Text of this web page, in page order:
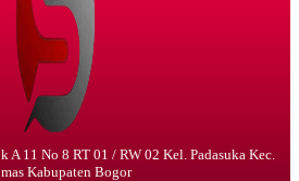
A 11 No 8 RT 01 / RW 02 Kel. Padasuka Kec.
Kabupaten Bogor